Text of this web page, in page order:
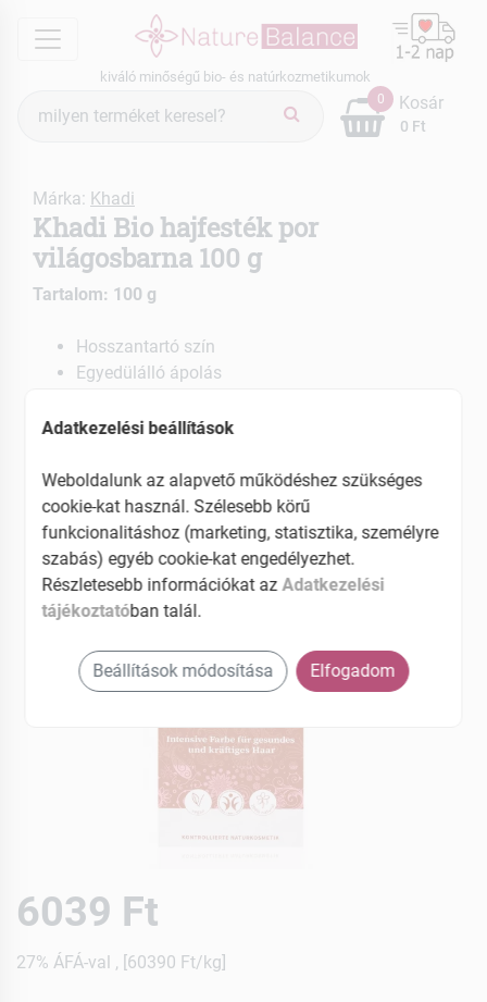
menu
kiváló minőségű bio- és natúrkozmetikumok
keresés
0
0 Ft
Kosár
Márka: Khadi
Khadi Bio hajfesték por
világosbarna 100 g
Tartalom: 100 g
Hosszantartó szín
Egyedülálló ápolás
6039 Ft
27% ÁFÁ-val , [60390 Ft/kg]
Adatkezelési beállítások
Weboldalunk az alapvető működéshez szükséges
cookie-kat használ. Szélesebb körű
funkcionalitáshoz (marketing, statisztika, személyre
szabás) egyéb cookie-kat engedélyezhet.
Részletesebb információkat azAdatkezelési
tájékoztatóban talál.
Beállítások módosítása Elfogadom